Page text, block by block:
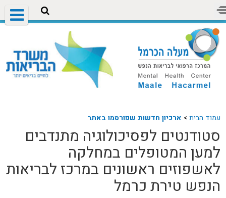
עמוד הבית> ארכיון חדשות שפורסמו באתר
סטודנטים לפסיכולוגיה מתנדבים
למען המטופלים במחלקה
לאשפוזים ראשונים במרכז לבריאות
הנפש טירת כרמל